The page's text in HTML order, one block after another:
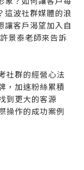
這波社群媒體的浪
讓客戶渴望加入自
景泰老師來告訴
社群的經營心法
加速粉絲累積
到更大的客源
作的成功案例